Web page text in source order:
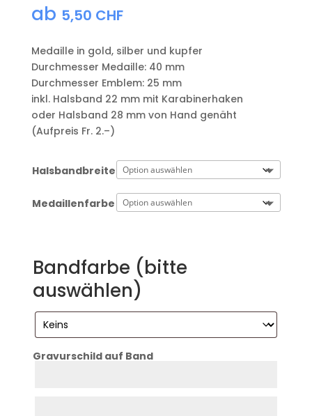
ab 5,50 CHF
Medaille in gold, silber und kupfer
​Durchmesser Medaille: 40 mm
Durchmesser Emblem: 25 mm
​inkl. Halsband 22 mm mit Karabinerhaken
oder Halsband 28 mm von Hand genäht
(Aufpreis Fr. 2.–)
Halsbandbreite
Medaillenfarbe
Bandfarbe (bitte
auswählen)
Gravurschild auf Band